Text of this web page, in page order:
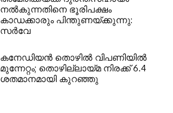
നല്‍കുന്നതിനെ ഭൂരിപക്ഷം
കാഡക്കാരും പിന്തുണയ്ക്കുന്നു:
സര്‍വേ
കനേഡിയന്‍ തൊഴില്‍ വിപണിയില്‍
മുന്നേറ്റം; തൊഴില്ലായ്മ നിരക്ക് 6.4
ശതമാനമായി കുറഞ്ഞു